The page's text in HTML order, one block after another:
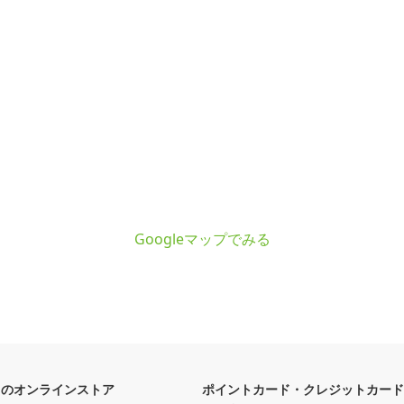
Googleマップでみる
オンラインストア
ポイントカード・クレジットカード